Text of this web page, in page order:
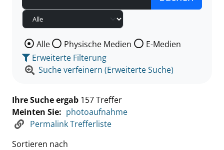
Wählen Sie die Medienart nach der Sie suchen wollen.
Alle Physische Medien
E-Medien
Erweiterte Filterung
Suche verfeinern (Erweiterte Suche)
Ihre Suche ergab 157 Treffer
Meinten Sie: photoaufnahme
Permalink Trefferliste
Sortieren nach